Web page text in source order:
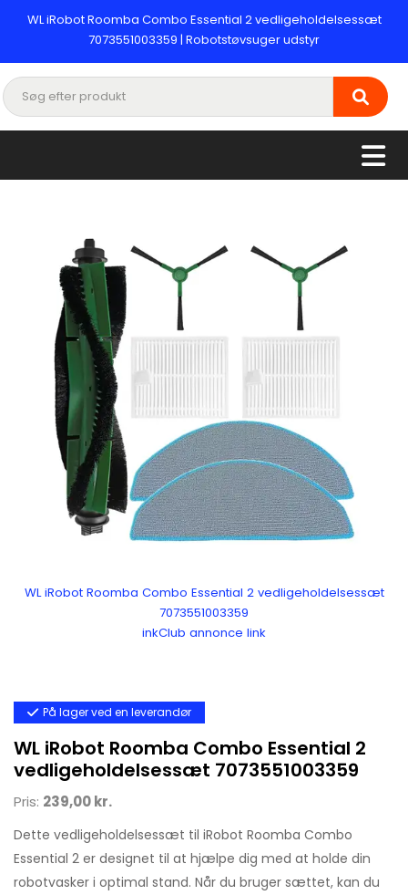
WL iRobot Roomba Combo Essential 2 vedligeholdelsessæt
7073551003359 | Robotstøvsuger udstyr
WL iRobot Roomba Combo Essential 2 vedligeholdelsessæt
7073551003359
inkClub annonce link
På lager ved en leverandør
WL iRobot Roomba Combo Essential 2
vedligeholdelsessæt 7073551003359
Pris: 239,00 kr.
Dette vedligeholdelsessæt til iRobot Roomba Combo
Essential 2 er designet til at hjælpe dig med at holde din
robotvasker i optimal stand. Når du bruger sættet, kan du